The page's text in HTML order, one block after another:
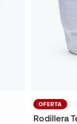
OFERTA
Rodillera